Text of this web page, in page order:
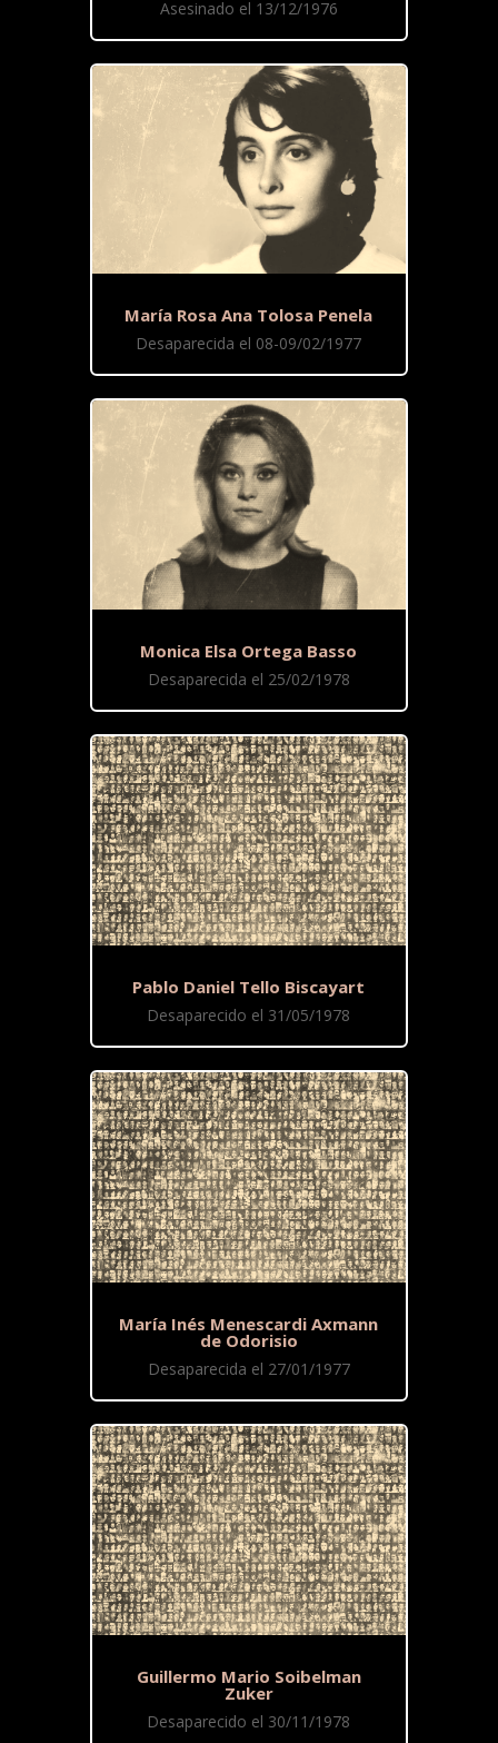
Asesinado el 13/12/1976
María Rosa Ana Tolosa Penela
Desaparecida el 08-09/02/1977
Monica Elsa Ortega Basso
Desaparecida el 25/02/1978
Pablo Daniel Tello Biscayart
Desaparecido el 31/05/1978
María Inés Menescardi Axmann
de Odorisio
Desaparecida el 27/01/1977
Guillermo Mario Soibelman
Zuker
Desaparecido el 30/11/1978